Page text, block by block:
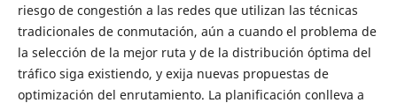
riesgo de congestión a las redes que utilizan las técnicas
tradicionales de conmutación, aún a cuando el problema de
la selección de la mejor ruta y de la distribución óptima del
tráfico siga existiendo, y exija nuevas propuestas de
optimización del enrutamiento. La planificación conlleva a